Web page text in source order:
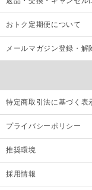
おトク定期便について
メールマガジン登録・解
特定商取引法に基づく表
プライバシーポリシー
推奨環境
採用情報